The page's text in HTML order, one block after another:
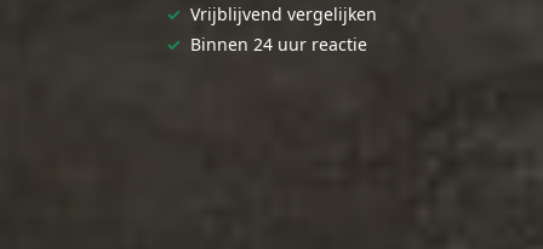
✓ Vrijblijvend vergelijken
✓ Binnen 24 uur reactie